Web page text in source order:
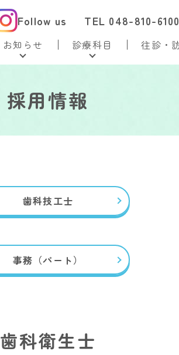
お知らせ 診療科目 往診・
Follow us TEL 048-810-6100
採用情報
歯科技工士
事務（パート）
歯科衛生士